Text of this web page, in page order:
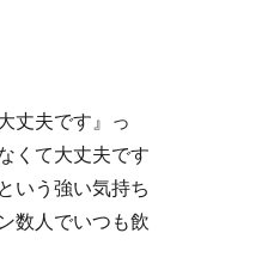
丈夫です』っ
くて大丈夫です
いう強い気持ち
数人でいつも飲